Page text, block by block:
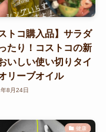
ストコ購入品】サラダ
たり！コストコの新
いしい使い切りタイ
リーブオイル
8月24日
健康